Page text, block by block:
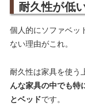
耐久性が低
個人的にソファベッ
ない理由がこれ。
耐久性は家具を使う
んな家具の中でも特
とベッドです。